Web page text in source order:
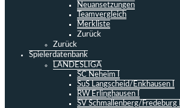
Neuansetzungen
Teamvergleich
Merkliste
Zurück
Zurück
Spielerdatenbank
LANDESLIGA
SC Neheim I
SuS Langscheid/Enkhausen I
RW Erlinghausen I
SV Schmallenberg/Fredeburg I